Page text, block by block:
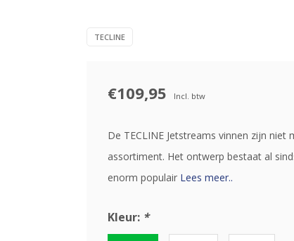
TECLINE
€109,95 Incl. btw
De TECLINE Jetstreams vinnen zijn niet
assortiment. Het ontwerp bestaat al
enorm populair Lees meer..
Kleur: *